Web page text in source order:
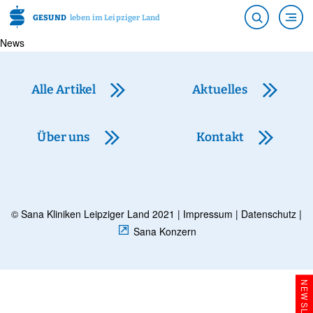
GESUND leben im Leipziger Land
News
Alle Artikel Aktuelles
Über uns Kontakt
© Sana Kliniken Leipziger Land 2021 | Impressum | Datenschutz |
Sana Konzern